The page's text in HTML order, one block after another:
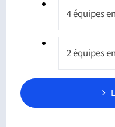
4 équipes en
2 équipes en